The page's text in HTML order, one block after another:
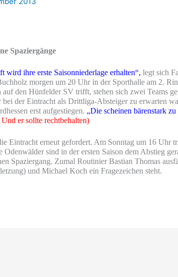
Spaziergänge
wird ihre erste Saisonniederlage erhalten“, legt sich
morgen um 20 Uhr in der Sporthalle am 2.
den Hünfelder SV trifft, stehen sich zwei Teams
der Eintracht als Drittliga-Absteiger zu erwarten
erst aufgestiegen. „Die scheinen bärenstark zu
er sollte rechtbehalten)
Eintracht erneut gefordert. Am Sonntag um 16 Uhr
sind in der ersten Saison dem Abstieg
Spaziergang. Zumal Routinier Bastian Thomas
und Michael Koch ein Fragezeichen steht.